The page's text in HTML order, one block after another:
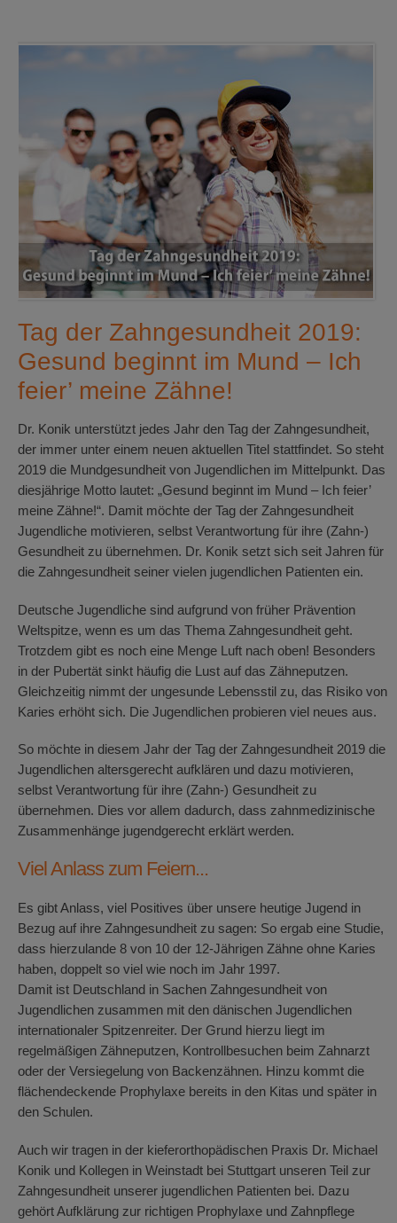
Tag der Zahngesundheit 2019:
Gesund beginnt im Mund – Ich
feier’ meine Zähne!
Dr. Konik unterstützt jedes Jahr den Tag der Zahngesundheit,
der immer unter einem neuen aktuellen Titel stattfindet. So steht
2019 die Mundgesundheit von Jugendlichen im Mittelpunkt. Das
diesjährige Motto lautet: „Gesund beginnt im Mund – Ich feier’
meine Zähne!“. Damit möchte der Tag der Zahngesundheit
Jugendliche motivieren, selbst Verantwortung für ihre (Zahn-)
Gesundheit zu übernehmen. Dr. Konik setzt sich seit Jahren für
die Zahngesundheit seiner vielen jugendlichen Patienten ein.
Deutsche Jugendliche sind aufgrund von früher Prävention
Weltspitze, wenn es um das Thema Zahngesundheit geht.
Trotzdem gibt es noch eine Menge Luft nach oben! Besonders
in der Pubertät sinkt häufig die Lust auf das Zähneputzen.
Gleichzeitig nimmt der ungesunde Lebensstil zu, das Risiko von
Karies erhöht sich. Die Jugendlichen probieren viel neues aus.
So möchte in diesem Jahr der Tag der Zahngesundheit 2019 die
Jugendlichen altersgerecht aufklären und dazu motivieren,
selbst Verantwortung für ihre (Zahn-) Gesundheit zu
übernehmen. Dies vor allem dadurch, dass zahnmedizinische
Zusammenhänge jugendgerecht erklärt werden.
Viel Anlass zum Feiern...
Es gibt Anlass, viel Positives über unsere heutige Jugend in
Bezug auf ihre Zahngesundheit zu sagen: So ergab eine Studie,
dass hierzulande 8 von 10 der 12-Jährigen Zähne ohne Karies
haben, doppelt so viel wie noch im Jahr 1997.
Damit ist Deutschland in Sachen Zahngesundheit von
Jugendlichen zusammen mit den dänischen Jugendlichen
internationaler Spitzenreiter. Der Grund hierzu liegt im
regelmäßigen Zähneputzen, Kontrollbesuchen beim Zahnarzt
oder der Versiegelung von Backenzähnen. Hinzu kommt die
flächendeckende Prophylaxe bereits in den Kitas und später in
den Schulen.
Auch wir tragen in der kieferorthopädischen Praxis Dr. Michael
Konik und Kollegen in Weinstadt bei Stuttgart unseren Teil zur
Zahngesundheit unserer jugendlichen Patienten bei. Dazu
gehört Aufklärung zur richtigen Prophylaxe und Zahnpflege